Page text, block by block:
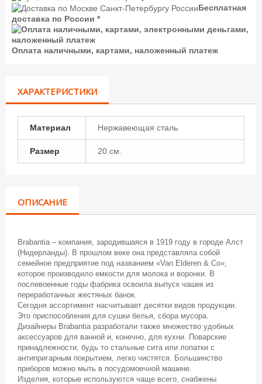
Бесплатная
доставка по России *
Оплата наличными, картами, наложенный платеж
ХАРАКТЕРИСТИКИ
Материал Нержавеющая сталь
Размер 20 см.
ОПИСАНИЕ
Brabantia – компания, зародившаяся в 1919 году в городе Алст
(Нидерланды). В прошлом веке она представляла собой
семейное предприятие под названием «Van Elderen & Co»,
которое производило емкости для молока и воронки. В
послевоенные годы фабрика освоила выпуск чашек из
переработанных жестяных банок.
Сегодня ассортимент насчитывает десятки видов продукции.
Это приспособления для сушки белья, сбора мусора.
Дизайнеры Brabantia разработали также множество удобных
аксессуаров для ванной и, конечно, для кухни. Поварские
принадлежности, будь то стальные сита или лопатки с
антипригарным покрытием, легко чистятся. Большинство
приборов можно мыть в посудомоечной машине.
Изделия, которые используются чаще всего, снабжены